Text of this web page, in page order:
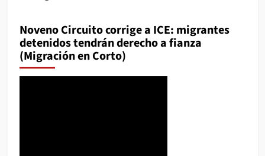
Noveno Circuito corrige a ICE: migrantes
detenidos tendrán derecho a fianza
(Migración en Corto)